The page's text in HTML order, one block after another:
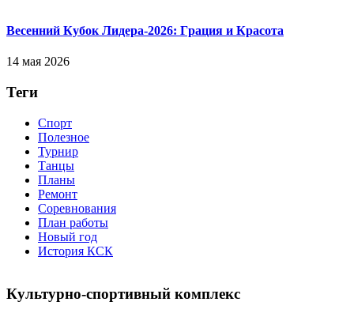
Весенний Кубок Лидера-2026: Гpaция и Кpacoтa
14 мая 2026
Теги
Спорт
Полезное
Турнир
Танцы
Планы
Ремонт
Соревнования
План работы
Новый год
История КСК
Культурно-спортивный комплекс